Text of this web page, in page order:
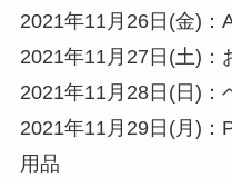
2021年11月26日(金)：
2021年11月27日(土)：
2021年11月28日(日)：
2021年11月29日(月)：
用品